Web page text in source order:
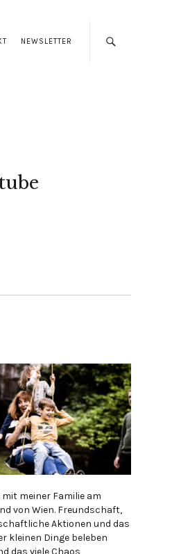
NEWSLETTER
mit meiner Familie am
von Wien. Freundschaft,
Aktionen und das
kleinen Dinge beleben
das viele Chaos